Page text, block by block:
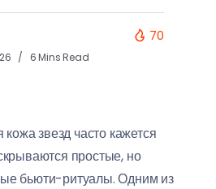
6 Mins Read
70
звезд часто кажется
простые, но
бьюти-ритуалы. Одним из